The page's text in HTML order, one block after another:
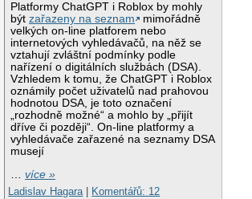
Platformy ChatGPT i Roblox by mohly
býtzařazeny na seznam
mimořádně
velkých on-line platforem nebo
internetových vyhledávačů, na něž se
vztahují zvláštní podmínky podle
nařízení o digitálních službách (DSA).
Vzhledem k tomu, že ChatGPT i Roblox
oznámily počet uživatelů nad prahovou
hodnotou DSA, je toto označení
„rozhodně možné“ a mohlo by „přijít
dříve či později“. On-line platformy a
vyhledávače zařazené na seznamy DSA
musejí
…více »
Ladislav Hagara| Komentářů: 12